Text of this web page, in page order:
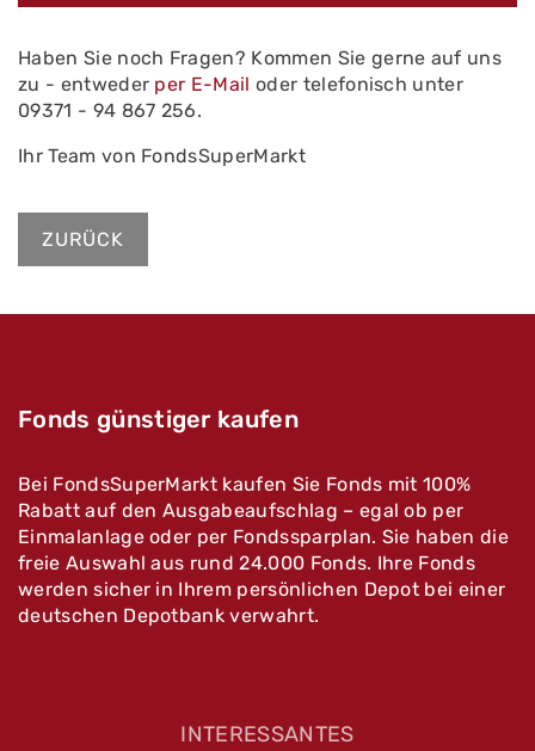
Haben Sie noch Fragen? Kommen Sie gerne auf uns
zu - entweder per E-Mail oder telefonisch unter
09371 - 94 867 256.
Ihr Team von FondsSuperMarkt
ZURÜCK
Fonds günstiger kaufen
Bei FondsSuperMarkt kaufen Sie Fonds mit 100%
Rabatt auf den Ausgabeaufschlag – egal ob per
Einmalanlage oder per Fondssparplan. Sie haben die
freie Auswahl aus rund 24.000 Fonds. Ihre Fonds
werden sicher in Ihrem persönlichen Depot bei einer
deutschen Depotbank verwahrt.
INTERESSANTES